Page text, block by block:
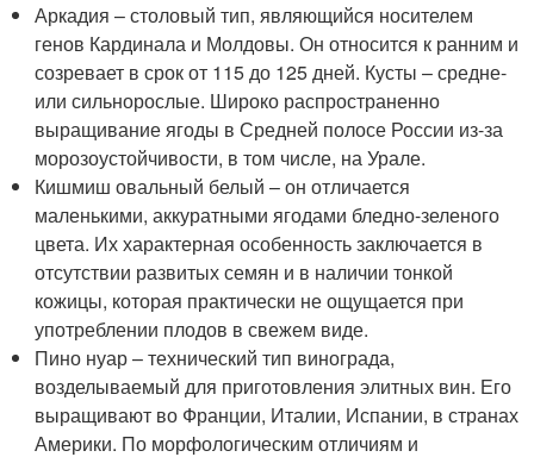
Аркадия – столовый тип, являющийся носителем
генов Кардинала и Молдовы. Он относится к ранним и
созревает в срок от 115 до 125 дней. Кусты – средне-
или сильнорослые. Широко распространенно
выращивание ягоды в Средней полосе России из-за
морозоустойчивости, в том числе, на Урале.
Кишмиш овальный белый – он отличается
маленькими, аккуратными ягодами бледно-зеленого
цвета. Их характерная особенность заключается в
отсутствии развитых семян и в наличии тонкой
кожицы, которая практически не ощущается при
употреблении плодов в свежем виде.
Пино нуар – технический тип винограда,
возделываемый для приготовления элитных вин. Его
выращивают во Франции, Италии, Испании, в странах
Америки. По морфологическим отличиям и